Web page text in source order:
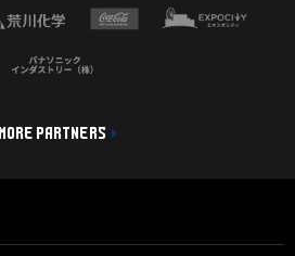
MORE PARTNERS